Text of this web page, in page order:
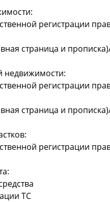
регистрации
страница и
недвижимости:
регистрации
страница и
регистрации
ТС